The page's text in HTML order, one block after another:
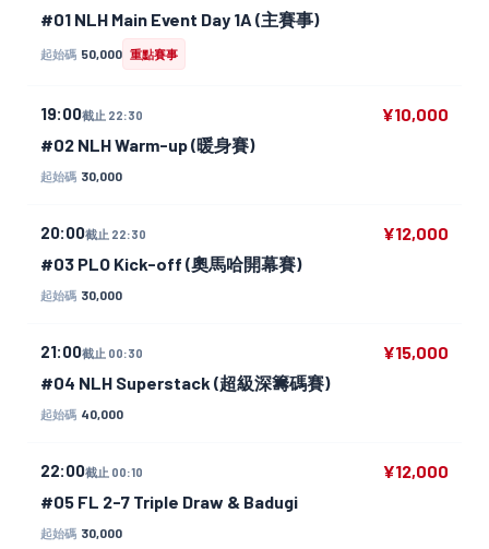
#01 NLH Main Event Day 1A (主賽事)
起始碼 50,000 重點賽事
19:00截止 22:30
#02 NLH Warm-up (暖身賽)
起始碼 30,000
¥10,000
20:00截止 22:30
#03 PLO Kick-off (奧馬哈開幕賽)
起始碼 30,000
¥12,000
21:00截止 00:30
#04 NLH Superstack (超級深籌碼賽)
起始碼 40,000
¥15,000
22:00截止 00:10
#05 FL 2-7 Triple Draw & Badugi
起始碼 30,000
¥12,000